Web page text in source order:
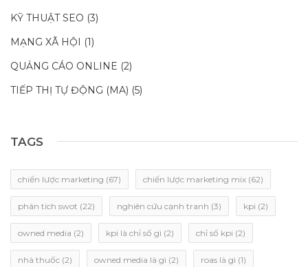
KỸ THUẬT SEO (3)
MẠNG XÃ HỘI (1)
QUẢNG CÁO ONLINE (2)
TIẾP THỊ TỰ ĐỘNG (MA) (5)
TAGS
chiến lược marketing (67) chiến lược marketing mix (62)
phân tích swot (22) nghiên cứu cạnh tranh (3) kpi (2)
owned media (2) kpi là chỉ số gì (2) chỉ số kpi (2)
nhà thuốc (2) owned media là gì (2) roas là gì (1)